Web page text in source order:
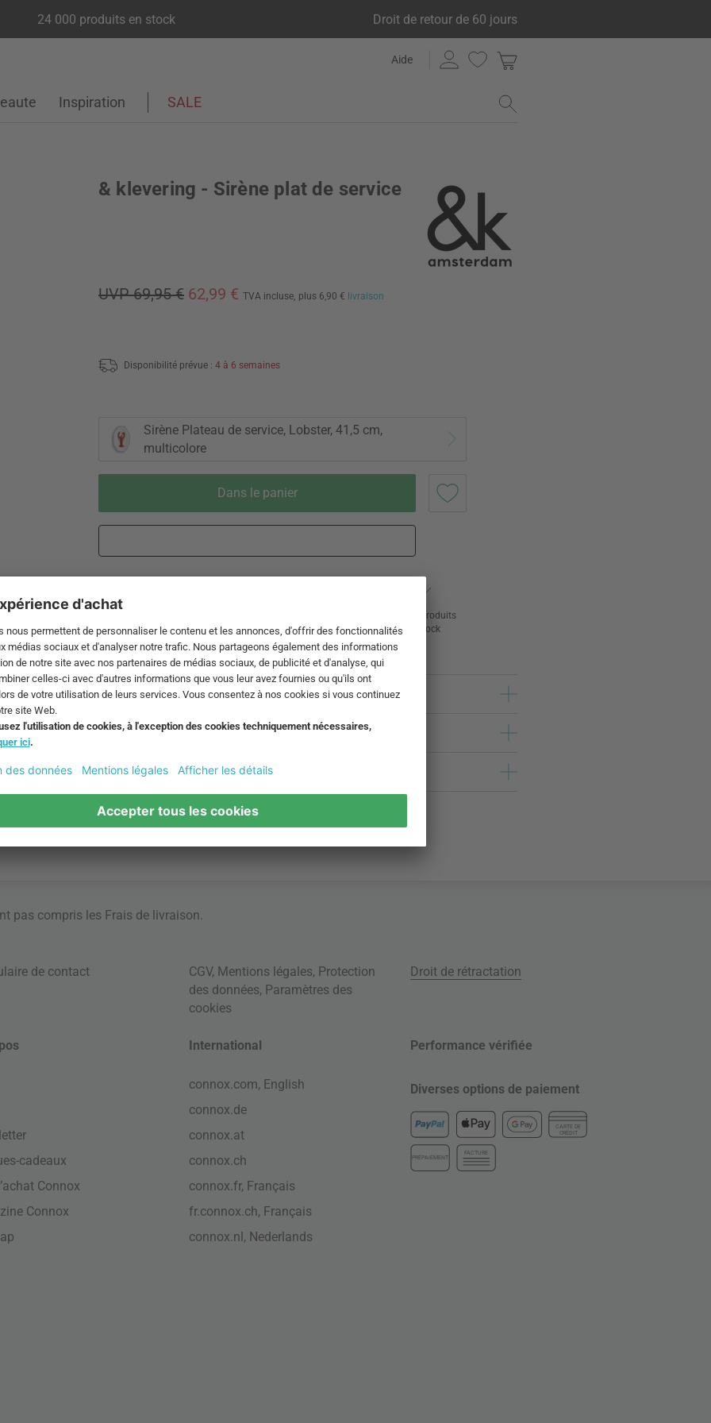
24 000 produits en stock Droit de retour de 60 jours
Aide
Inspiration SALE
& klevering - Sirène plat de service
UVP 69,95 € 62,99 € TVA incluse, plus 6,90 € livraison
Disponibilité prévue : 4 à 6 semaines
Sirène Plateau de service, Lobster, 41,5 cm,
multicolore
Dans le panier
expédition de DE par DHL
de 60 jours
24 000 produits
en stock
pas compris les Frais de livraison
de contact CGV, Mentions légales, Protection
des données, Paramètres des
cookies
Droit de rétractation
cadeaux
Connox
Connox
International
connox.com, English
connox.de
connox.at
connox.ch
connox.fr, Français
fr.connox.ch, Français
connox.nl, Nederlands
Performance vérifiée
Diverses options de paiement
CARTE DE
CRÉDIT
PRÉPAIEMENT
FACTURE